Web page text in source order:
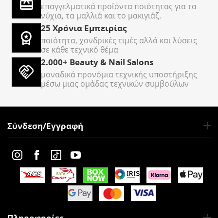
επαγγελματικά προϊόντα ποιότητας για τα
νύχια, τα μαλλιά και το μακιγιάζ.
25 Χρόνια Εμπειρίας
ποιότητα, χονδρικές τιμές αλλά και λύσεις
σε κάθε τεχνικό θέμα
2.000+ Beauty & Nail Salons
μοναδικά προνόμια τεχνικής υποστήριξης
μέσω μιας ομάδας τεχνικών συμβούλων
Σύνδεση/Εγγραφή